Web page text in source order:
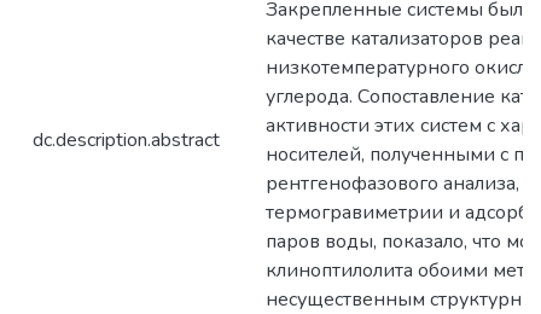
dc.description.abstract
Закрепленные системы
качестве катализаторов
низкотемпературного
углерода. Сопоставление
активности этих систем с
носителей, полученными с
рентгенофазового анализа,
термогравиметрии и
паров воды, показало, что
клиноптилолита обоими
несущественным